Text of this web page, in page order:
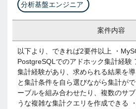
分析基盤エンジニア
案件内容
以下より、できれば2要件以上 ・
PostgreSQLでのアドホック集計経験
集計経験があり、求められる結果を
と集計条件を自ら選びながら集計が
ーブルを組み合わせたり、複数のサ
うな複雑な集計クエリを作成できる